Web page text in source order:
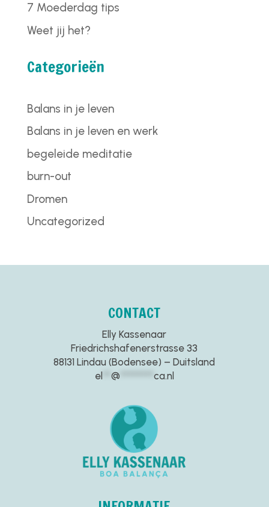
7 Moederdag tips
Weet jij het?
Categorieën
Balans in je leven
Balans in je leven en werk
begeleide meditatie
burn-out
Dromen
Uncategorized
CONTACT
Elly Kassenaar
Friedrichshafenerstrasse 33
88131 Lindau (Bodensee) – Duitsland
el
@ ca.nl